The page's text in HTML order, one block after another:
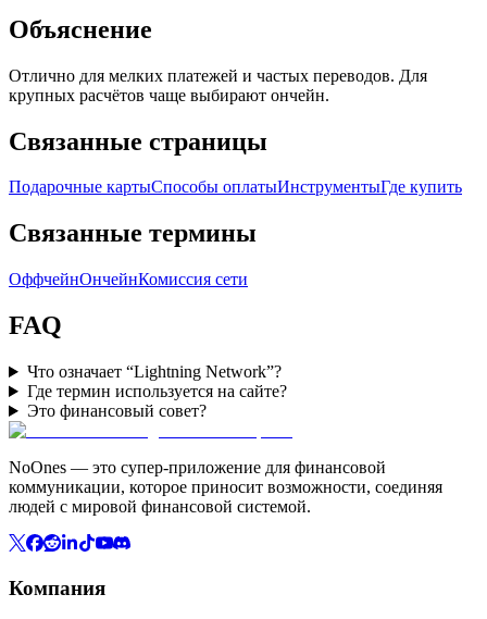
Объяснение
Отлично для мелких платежей и частых переводов. Для
крупных расчётов чаще выбирают ончейн.
Связанные страницы
Подарочные картыСпособы оплатыИнструментыГде купить
Связанные термины
ОффчейнОнчейнКомиссия сети
FAQ
Что означает “Lightning Network”?
Где термин используется на сайте?
Это финансовый совет?
NoOnes — это супер-приложение для финансовой
коммуникации, которое приносит возможности, соединяя
людей с мировой финансовой системой.
Компания